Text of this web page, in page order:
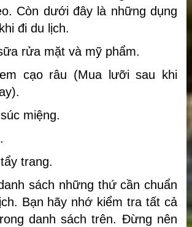
Còn dưới đây là những dụng
đi du lịch.
rửa mặt và mỹ phẩm.
cạo râu (Mua lưỡi sau khi
miệng.
trang.
sách những thứ cần chuẩn
Bạn hãy nhớ kiểm tra tất cả
danh sách trên. Đừng nên